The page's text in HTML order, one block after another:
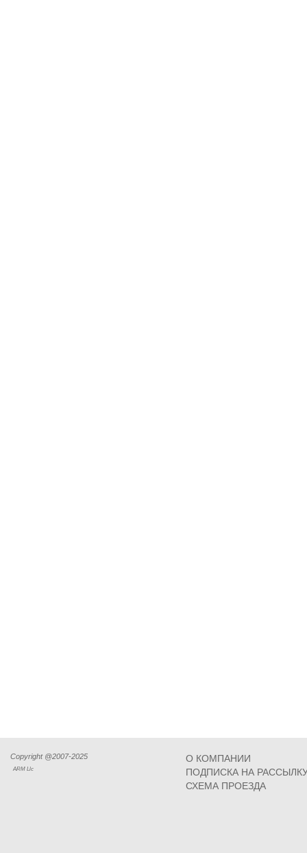
Copyright @2007-2025
ARM Llc
О КОМПАНИИ
ПОДПИСКА НА
СХЕМА ПРОЕЗДА